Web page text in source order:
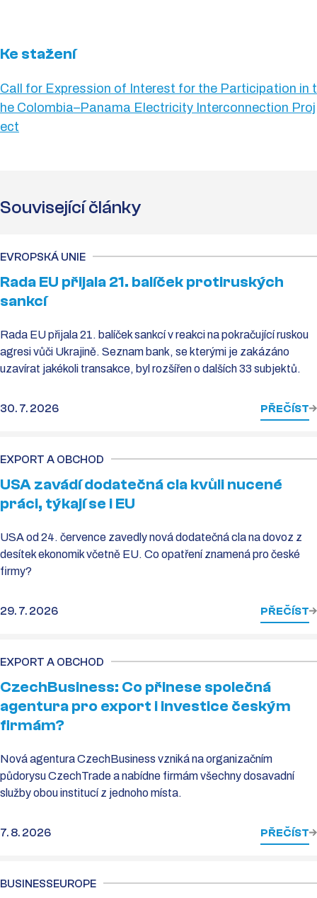
Ke stažení
Call for Expression of Interest for the Participation in t
he Colombia–Panama Electricity Interconnection Proj
ect
Související články
EVROPSKÁ UNIE
Rada EU přijala 21. balíček protiruských
sankcí
Rada EU přijala 21. balíček sankcí v reakci na pokračující ruskou
agresi vůči Ukrajině. Seznam bank, se kterými je zakázáno
uzavírat jakékoli transakce, byl rozšířen o dalších 33 subjektů.
30. 7. 2026 PŘEČÍST
EXPORT A OBCHOD
USA zavádí dodatečná cla kvůli nucené
práci, týkají se i EU
USA od 24. července zavedly nová dodatečná cla na dovoz z
desítek ekonomik včetně EU. Co opatření znamená pro české
firmy?
29. 7. 2026 PŘEČÍST
EXPORT A OBCHOD
CzechBusiness: Co přinese společná
agentura pro export i investice českým
firmám?
Nová agentura CzechBusiness vzniká na organizačním
půdorysu CzechTrade a nabídne firmám všechny dosavadní
služby obou institucí z jednoho místa.
7. 8. 2026 PŘEČÍST
BUSINESSEUROPE